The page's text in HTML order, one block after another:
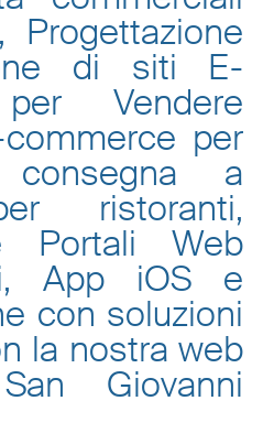
Progettazione
di siti E-
Vendere
per
a
ristoranti,
Portali Web
App iOS e
con soluzioni
la nostra web
Giovanni